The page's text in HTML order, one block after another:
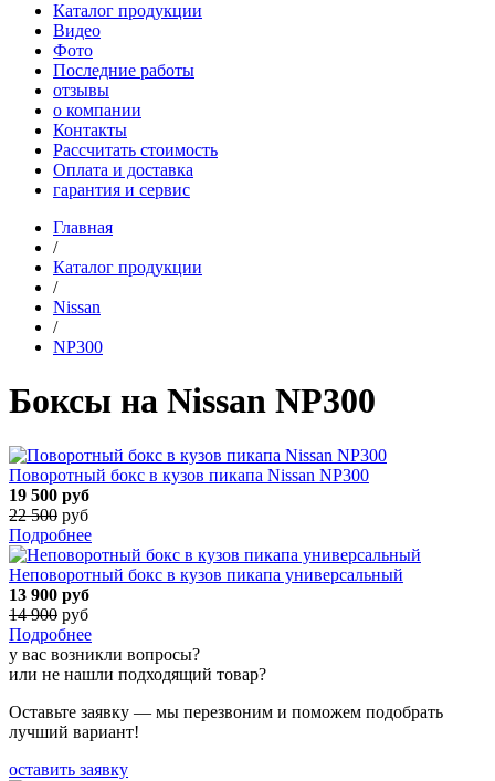
Каталог продукции
Видео
Фото
Последние работы
отзывы
о компании
Контакты
Рассчитать стоимость
Оплата и доставка
гарантия и сервис
Главная
/
Каталог продукции
/
Nissan
/
NP300
Боксы на Nissan NP300
Поворотный бокс в кузов пикапа Nissan NP300
19 500 руб
22 500 руб
Подробнее
Неповоротный бокс в кузов пикапа универсальный
13 900 руб
14 900 руб
Подробнее
у вас возникли вопросы?
или не нашли подходящий товар?
Оставьте заявку — мы перезвоним и поможем подобрать
лучший вариант!
оставить заявку